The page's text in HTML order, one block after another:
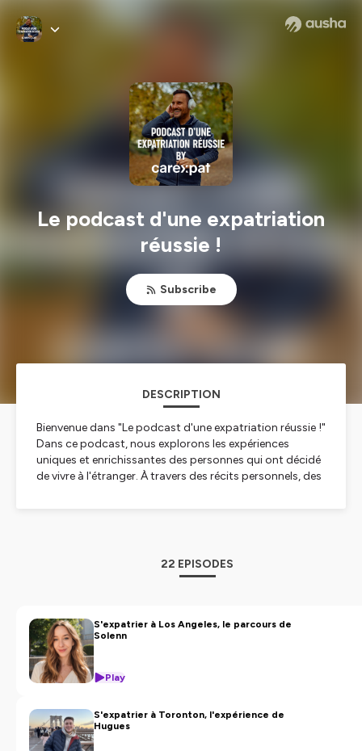
Le podcast d'une expatriation
réussie !
Subscribe
DESCRIPTION
Bienvenue dans "Le podcast d'une expatriation réussie !"
Dans ce podcast, nous explorons les expériences
uniques et enrichissantes des personnes qui ont décidé
de vivre à l'étranger. À travers des récits personnels, des
simplement curieux de connaître la vie à l'étranger, ce
podcast est fait pour vous. Rejoignez-nous pour un
Hébergé par Ausha. Visitez
confidentialite
22 EPISODES
S'expatrier à Los Angeles, le parcours de
Solenn
Play
S'expatrier à Toronton, l'expérience de
Hugues